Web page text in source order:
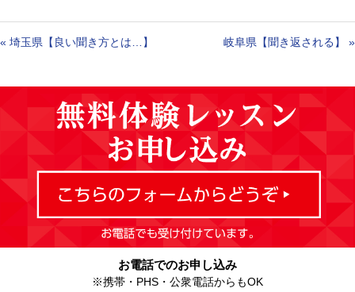
« 埼玉県【良い聞き方とは…】 岐阜県【聞き返される】 »
お電話でのお申し込み
※携帯・PHS・公衆電話からもOK